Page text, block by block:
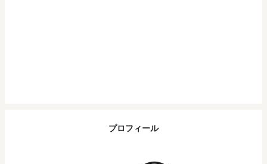
プロフィール